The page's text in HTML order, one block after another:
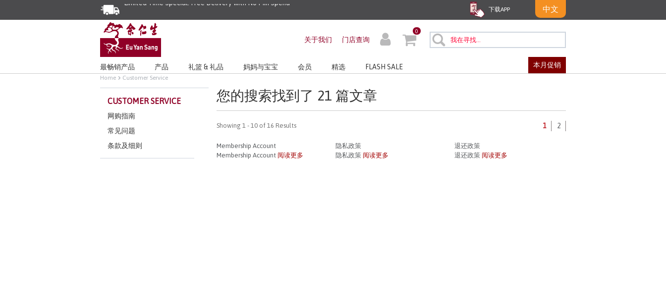
下载APP 中文
关于我们 门店查询
0
最畅销产品 产品 礼篮 & 礼品 妈妈与宝宝 会员 精选 FLASH SALE 本月促销
Home Customer Service
CUSTOMER SERVICE
网购指南
常见问题
条款及细则
您的搜索找到了 21 篇文章
Showing 1 - 10 of 16 Results 1 2
Membership Account
Membership Account 阅读更多
隐私政策
隐私政策 阅读更多
退还政策
退还政策 阅读更多